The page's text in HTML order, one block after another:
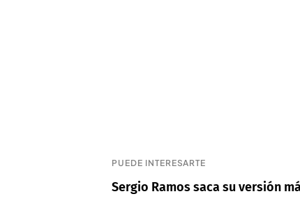
PUEDE INTERESARTE
Sergio Ramos saca su versión